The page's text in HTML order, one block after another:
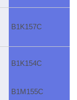
B1K157C
B1K154C
B1M155C